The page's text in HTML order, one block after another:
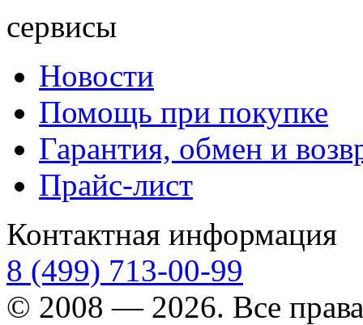
сервисы
Новости
Помощь при покупке
Гарантия, обмен и
Прайс-лист
Контактная информация
8 (499) 713-00-99
© 2008 — 2026. Все